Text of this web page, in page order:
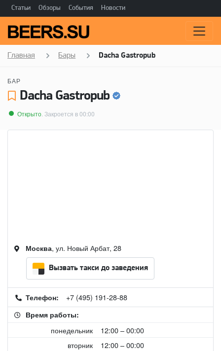
Статьи Обзоры События Новости
Главная Бары Dacha Gastropub
БАР
Dacha Gastropub
Открыто . Закроется в 00:00
Москва, ул. Новый Арбат, 28
Вызвать такси до заведения
Телефон: +7 (495) 191-28-88
Время работы:
понедельник
12:00 – 00:00
вторник
12:00 – 00:00